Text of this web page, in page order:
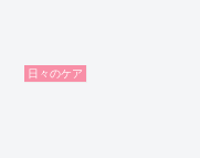
日々のケア